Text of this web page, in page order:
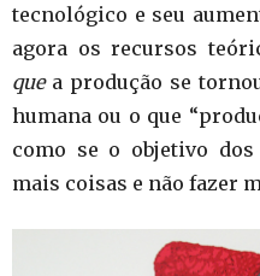
tecnológico e seu
agora os recursos
quea produção se
humana ou o que
como se o objetivo
mais coisas e não fazer